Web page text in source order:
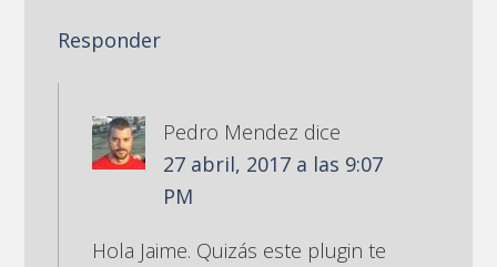
Responder
Pedro Mendez dice
27 abril, 2017 a las 9:07
PM
Hola Jaime. Quizás este plugin te